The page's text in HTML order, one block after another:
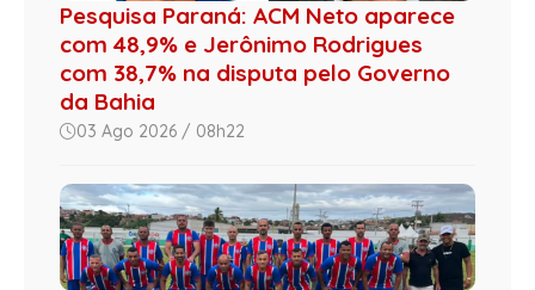
Pesquisa Paraná: ACM Neto aparece
com 48,9% e Jerônimo Rodrigues
com 38,7% na disputa pelo Governo
da Bahia
03 Ago 2026 / 08h22